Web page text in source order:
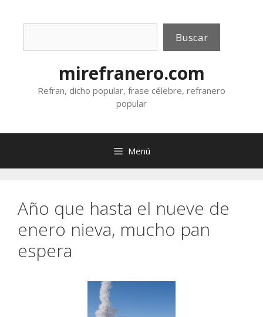
Buscar
mirefranero.com
Refran, dicho popular, frase célebre, refranero
popular
Menú
Año que hasta el nueve de
enero nieva, mucho pan
espera